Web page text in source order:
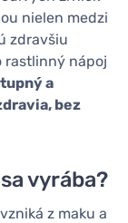
nielen medzi
zdravšiu
rastlinný nápoj
a
bez
vyrába?
z maku a